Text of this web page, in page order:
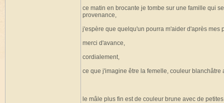
ce matin en brocante je tombe sur une famille qui
provenance,
j'espère que quelqu'un pourra m'aider d'après mes
merci d'avance,
cordialement,
ce que j'imagine être la femelle, couleur
le mâle plus fin est de couleur brune avec de